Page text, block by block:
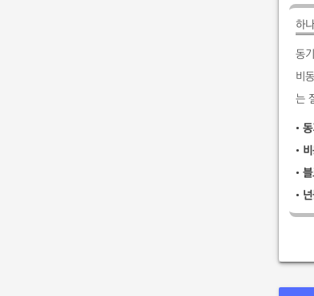
하
동
비
는
•
•
•
•